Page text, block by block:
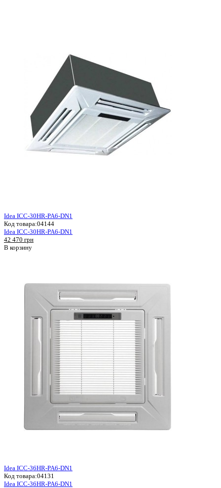
Idea ICC-30HR-PA6-DN1
Код товара:04144
Idea ICC-30HR-PA6-DN1
42 470 грн
В корзину
Idea ICC-36HR-PA6-DN1
Код товара:04131
Idea ICC-36HR-PA6-DN1